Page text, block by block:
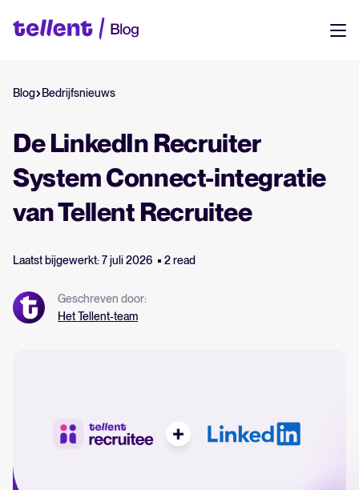
Resources
Tellent
samenkomt.
Onze klanten
Echte teams, echte resultaten. Zie hoe bedrijven zoals het jouwe
Tellent inzetten om beter te werven en sterkere teams te bouwen.
Helpcentrum
op één plek.
FEATURED
NL
Login
Blog Bedrijfsnieuws
De LinkedIn Recruiter
System Connect-integratie
van Tellent Recruitee
Laatst bijgewerkt: 7 juli 2026 2 read
Geschreven door:
Het Tellent-team